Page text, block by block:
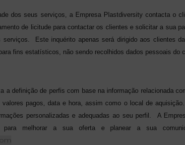
dos seus serviços, a Empresa Plastdiversity contacta o
de licitude para contactar os clientes e solicitar a sua
serviços.
Este inquérito apenas será dirigido aos clientes
fins estatísticos, não sendo recolhidos dados pessoais do
a definição de perfis com base na informação relacionada
valores pagos, data e hora, assim como o local de
personalizadas e adequadas ao seu perfil.
A
para melhorar a sua oferta e planear a sua